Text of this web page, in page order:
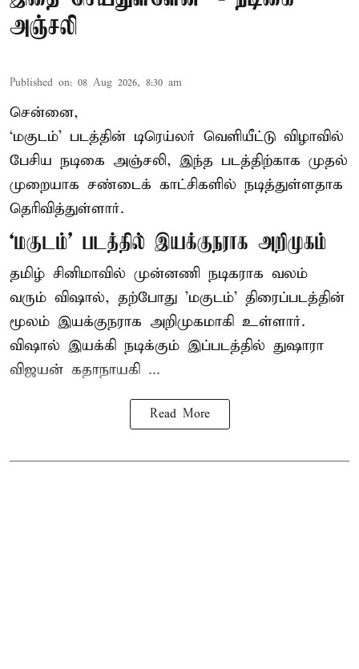
அஞ்சலி
Published on: 08 Aug 2026, 8:30 am
சென்னை,
‘மகுடம்’ படத்தின் டிரெய்லர் வெளியீட்டு விழாவில்
பேசிய நடிகை அஞ்சலி, இந்த படத்திற்காக முதல்
முறையாக சண்டைக் காட்சிகளில் நடித்துள்ளதாக
தெரிவித்துள்ளார்.
‘மகுடம்’ படத்தில் இயக்குநராக அறிமுகம்
தமிழ் சினிமாவில் முன்னணி நடிகராக வலம்
வரும் விஷால், தற்போது 'மகுடம்' திரைப்படத்தின்
மூலம் இயக்குநராக அறிமுகமாகி உள்ளார்.
விஷால் இயக்கி நடிக்கும் இப்படத்தில் துஷாரா
விஜயன் கதாநாயகி ...
Read More